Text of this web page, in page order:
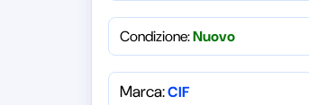
Condizione:Nuovo
Marca:CIF